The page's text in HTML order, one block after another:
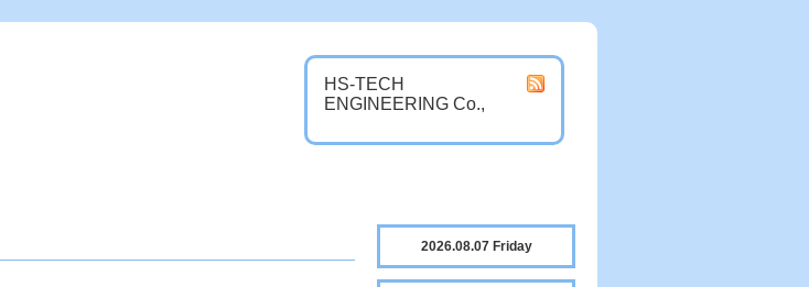
HS-TECH
ENGINEERING Co.,
2026.08.07 Friday